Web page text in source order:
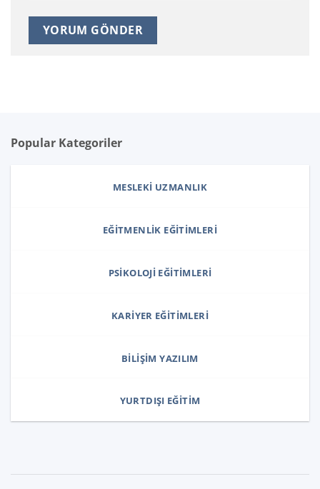
Popular Kategoriler
MESLEKI UZMANLIK
EĞITMENLIK EĞITIMLERI
PSIKOLOJI EĞITIMLERI
KARIYER EĞITIMLERI
BILIŞIM YAZILIM
YURTDIŞI EĞITIM